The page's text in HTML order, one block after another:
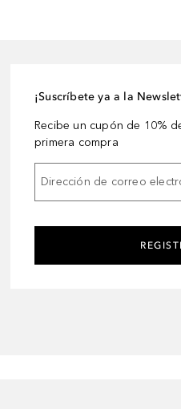
¡Suscríbete ya a la
Recibe un cupón de 10%
primera compra
Dirección de correo